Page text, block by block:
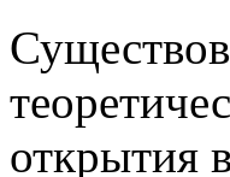
открытия